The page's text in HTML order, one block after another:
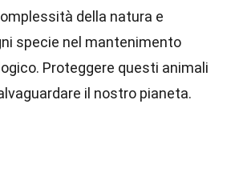
della natura e
specie nel mantenimento
Proteggere questi animali
il nostro pianeta.